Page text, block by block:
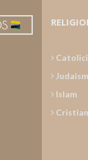
Islam